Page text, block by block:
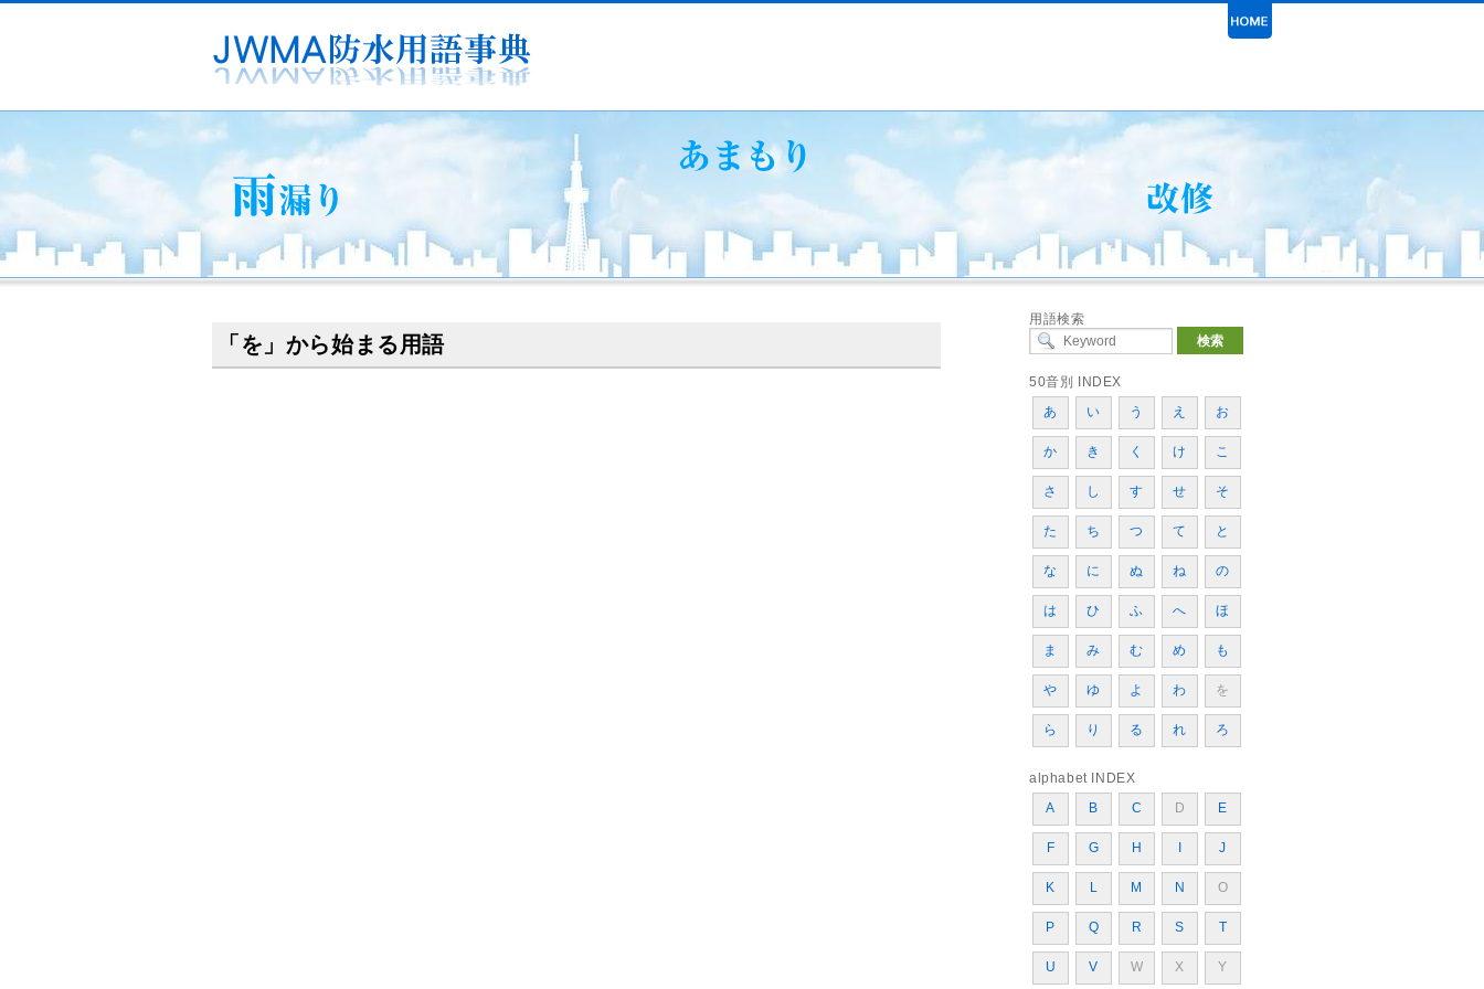
「を」から始まる用語
用語検索
50音別 INDEX
あ
い う え お
か き く け こ
さ し す せ そ
た ち つ て と
な に ぬ ね の
は ひ ふ へ ほ
ま み む め も
や ゆ よ わ を
ら り る れ ろ
alphabet INDEX
A
B C D E
F G H J
K L M N O
P Q R S T
U V W X Y